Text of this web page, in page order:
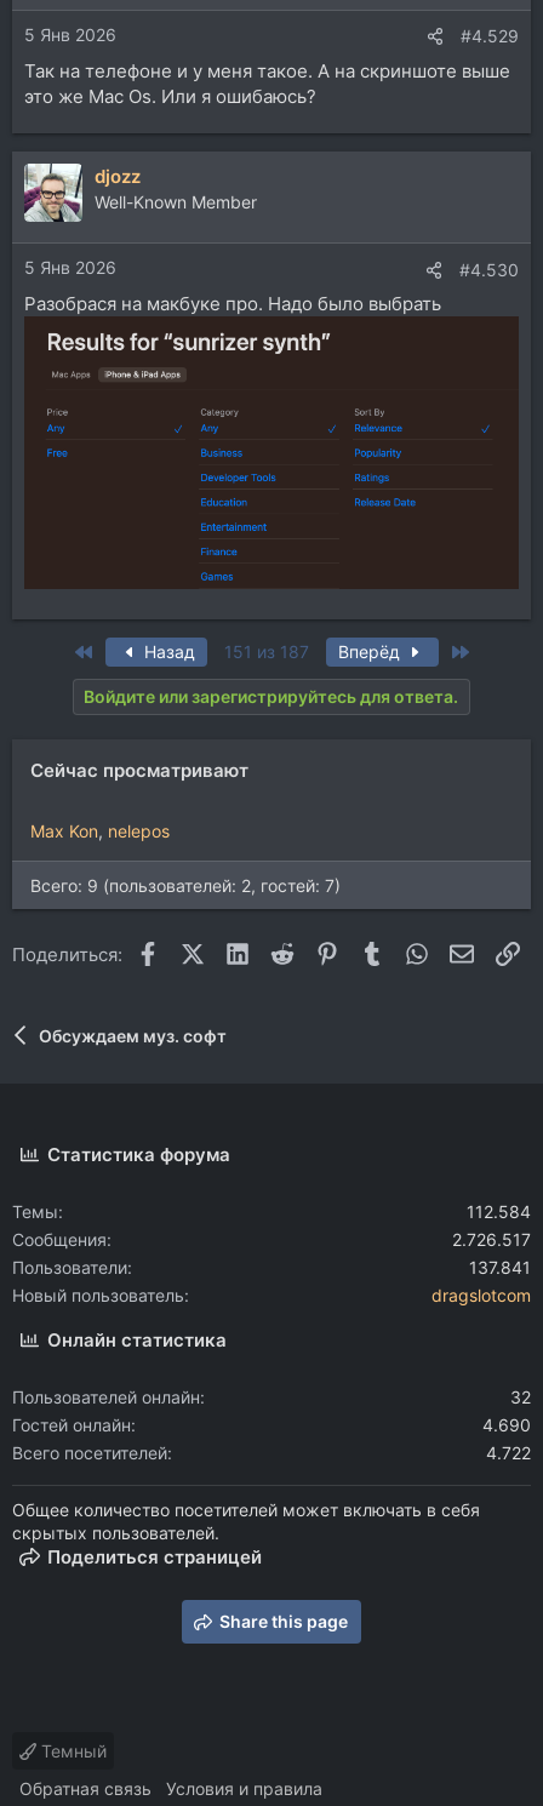
5 Янв 2026 #4.529
Так на телефоне и у меня такое. А на скриншоте выше
это же Mac Os. Или я ошибаюсь?
djozz
Well-Known Member
5 Янв 2026 #4.530
Разобрася на макбуке про. Надо было выбрать
First Назад 151 из 187 Вперёд
Войдите или зарегистрируйтесь для ответа.
Сейчас просматривают
Max Kon nelepos
Всего: 9 (пользователей: 2, гостей: 7)
Поделиться: FacebookX (Twitter)
LinkedIn
Reddit Pinterest
Tumblr WhatsApp
Обсуждаем муз. софт
Статистика форума
Темы
112.584
Сообщения
2.726.517
Пользователи
137.841
Новый пользователь
dragslotcom
Онлайн статистика
Пользователей онлайн
32
Гостей онлайн
4.690
Всего посетителей
4.722
Общее количество посетителей может включать в себя
скрытых пользователей.
Поделиться страницей
Share this page
Темный
Обратная связь
Условия и правила